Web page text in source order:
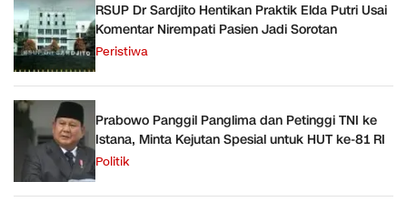
RSUP Dr Sardjito Hentikan Praktik Elda Putri Usai
Komentar Nirempati Pasien Jadi Sorotan
Peristiwa
Prabowo Panggil Panglima dan Petinggi TNI ke
Istana, Minta Kejutan Spesial untuk HUT ke-81 RI
Politik